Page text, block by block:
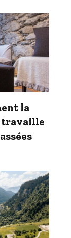
la
travaille